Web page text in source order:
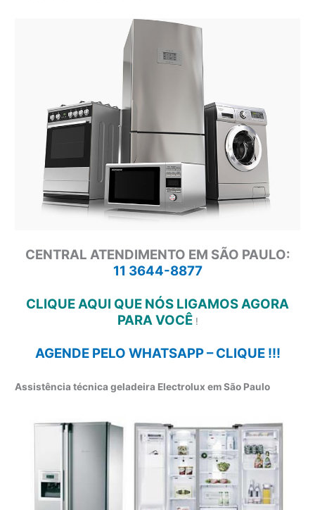
CENTRAL ATENDIMENTO EM SÃO PAULO:
11 3644-8877
CLIQUE AQUI QUE NÓS LIGAMOS AGORA
PARA VOCÊ!
AGENDE PELO WHATSAPP – CLIQUE !!!
Assistência técnica geladeira Electrolux em São Paulo